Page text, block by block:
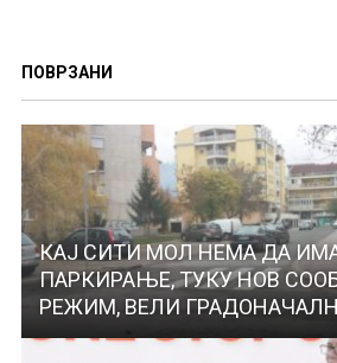
ПОВРЗАНИ
КАЈ СИТИ МОЛ НЕМА ДА
ПАРКИРАЊЕ, ТУКУ НОВ
РЕЖИМ, ВЕЛИ